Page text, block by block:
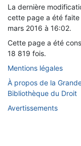
La dernière
cette page a été faite
mars 2016 à 16:02.
Cette page a été
18 819 fois.
Mentions légales
À propos de la
Bibliothèque du Droit
Avertissements